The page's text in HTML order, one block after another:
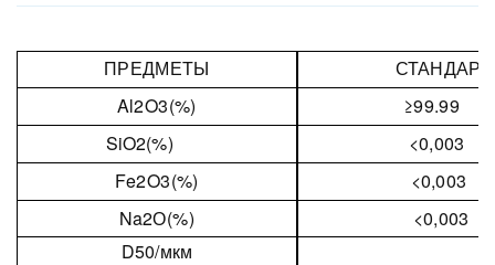
ПРЕДМЕТЫ
СТАНДАРТ
Al2O3(%) ≥99.99
SiO2(%)
<0,003
Fe2O3(%)
<0,003
Na2О(%)
<0,003
D50/мкм